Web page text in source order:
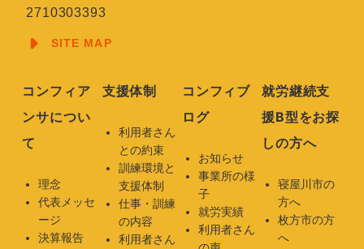
2710303393
SITE MAP
コンフィア
ンサについ
て
理念
代表メッセ
ージ
決算報告
支援体制
利用者さん
との約束
訓練環境と
支援体制
仕事・訓練
の内容
利用者さん
コンフィブ
ログ
お知らせ
事業所の様
子
就労実績
利用者さん
就労継続支
援B型をお探
しの方へ
寝屋川市の
方へ
枚方市の方
へ